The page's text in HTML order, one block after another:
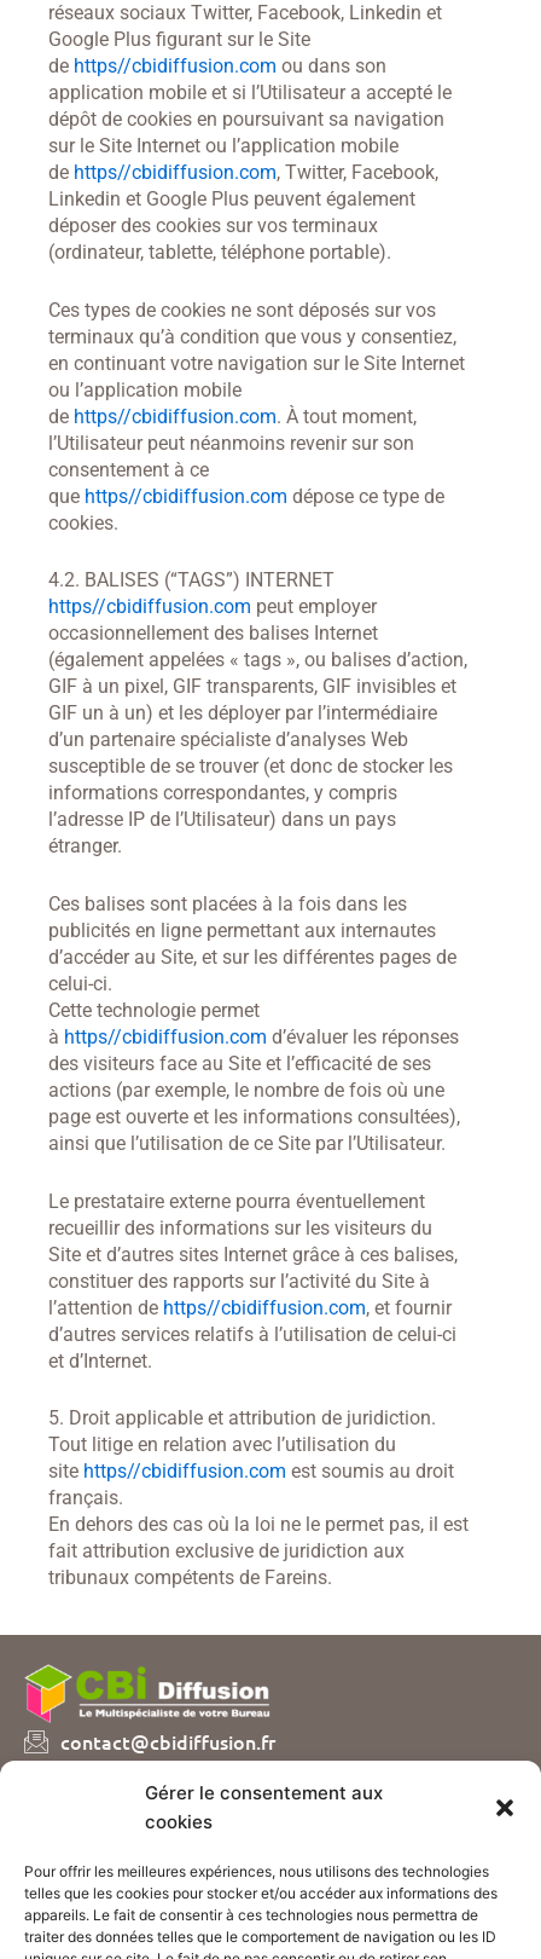
Gérer le consentement aux
cookies
Pour offrir les meilleures expériences, nous utilisons des technologies
telles que les cookies pour stocker et/ou accéder aux informations des
appareils. Le fait de consentir à ces technologies nous permettra de
traiter des données telles que le comportement de navigation ou les ID
réseaux sociaux Twitter, Facebook, Linkedin et
Google Plus figurant sur le Site
de https//cbidiffusion.com ou dans son
application mobile et si l’Utilisateur a accepté le
dépôt de cookies en poursuivant sa navigation
sur le Site Internet ou l’application mobile
de https//cbidiffusion.com, Twitter, Facebook,
Linkedin et Google Plus peuvent également
déposer des cookies sur vos terminaux
(ordinateur, tablette, téléphone portable).
Ces types de cookies ne sont déposés sur vos
terminaux qu’à condition que vous y consentiez,
en continuant votre navigation sur le Site Internet
ou l’application mobile
de https//cbidiffusion.com. À tout moment,
l’Utilisateur peut néanmoins revenir sur son
consentement à ce
que https//cbidiffusion.com dépose ce type de
cookies.
4.2. BALISES (“TAGS”) INTERNET
https//cbidiffusion.com peut employer
occasionnellement des balises Internet
(également appelées « tags », ou balises d’action,
GIF à un pixel, GIF transparents, GIF invisibles et
GIF un à un) et les déployer par l’intermédiaire
d’un partenaire spécialiste d’analyses Web
susceptible de se trouver (et donc de stocker les
informations correspondantes, y compris
l’adresse IP de l’Utilisateur) dans un pays
étranger.
Ces balises sont placées à la fois dans les
publicités en ligne permettant aux internautes
d’accéder au Site, et sur les différentes pages de
celui-ci.
Cette technologie permet
à https//cbidiffusion.com d’évaluer les réponses
des visiteurs face au Site et l’efficacité de ses
actions (par exemple, le nombre de fois où une
page est ouverte et les informations consultées),
ainsi que l’utilisation de ce Site par l’Utilisateur.
Le prestataire externe pourra éventuellement
recueillir des informations sur les visiteurs du
Site et d’autres sites Internet grâce à ces balises,
constituer des rapports sur l’activité du Site à
l’attention de https//cbidiffusion.com, et fournir
d’autres services relatifs à l’utilisation de celui-ci
et d’Internet.
5. Droit applicable et attribution de juridiction.
Tout litige en relation avec l’utilisation du
site https//cbidiffusion.com est soumis au droit
français.
En dehors des cas où la loi ne le permet pas, il est
fait attribution exclusive de juridiction aux
tribunaux compétents de Fareins.
contact@cbidiffusion.fr
Parc d’entreprises Visionis
01090 GUEREINS
Nous vous proposons plusieurs catalogues de
fournitures et mobilier de bureau, sur simple demande
!